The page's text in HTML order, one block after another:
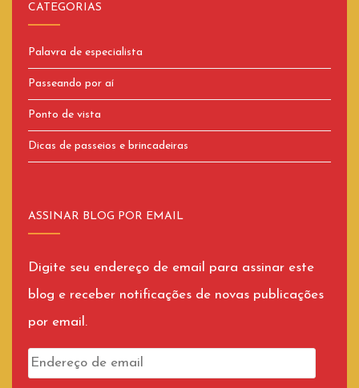
CATEGORIAS
Palavra de especialista
Passeando por aí
Ponto de vista
Dicas de passeios e brincadeiras
ASSINAR BLOG POR EMAIL
Digite seu endereço de email para assinar este
blog e receber notificações de novas publicações
por email.
Endereço